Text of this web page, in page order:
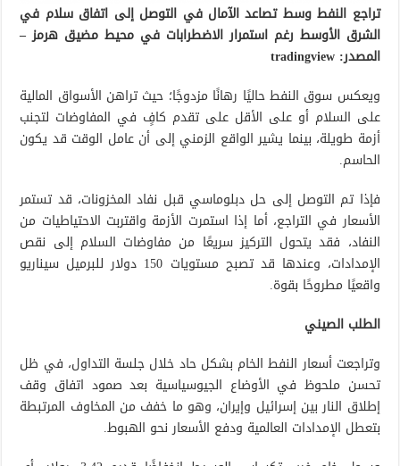
تراجع النفط وسط تصاعد الآمال في التوصل إلى اتفاق سلام في
الشرق الأوسط رغم استمرار الاضطرابات في محيط مضيق هرمز –
المصدر: tradingview
ويعكس سوق النفط حاليًا رهانًا مزدوجًا؛ حيث تراهن الأسواق المالية
على السلام أو على الأقل على تقدم كافٍ في المفاوضات لتجنب
أزمة طويلة، بينما يشير الواقع الزمني إلى أن عامل الوقت قد يكون
الحاسم.
فإذا تم التوصل إلى حل دبلوماسي قبل نفاد المخزونات، قد تستمر
الأسعار في التراجع، أما إذا استمرت الأزمة واقتربت الاحتياطيات من
النفاد، فقد يتحول التركيز سريعًا من مفاوضات السلام إلى نقص
الإمدادات، وعندها قد تصبح مستويات 150 دولار للبرميل سيناريو
واقعيًا مطروحًا بقوة.
الطلب الصيني
وتراجعت أسعار النفط الخام بشكل حاد خلال جلسة التداول، في ظل
تحسن ملحوظ في الأوضاع الجيوسياسية بعد صمود اتفاق وقف
إطلاق النار بين إسرائيل وإيران، وهو ما خفف من المخاوف المرتبطة
بتعطل الإمدادات العالمية ودفع الأسعار نحو الهبوط.